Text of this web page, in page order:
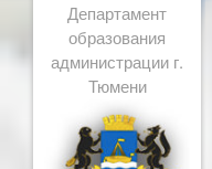
Департамент
образования
администрации г.
Тюмени